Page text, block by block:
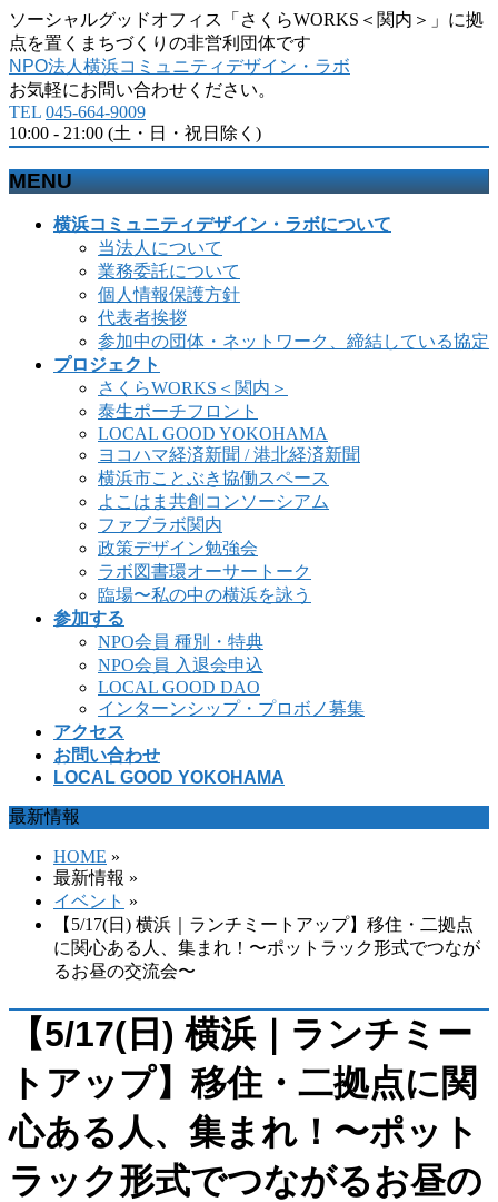
ソーシャルグッドオフィス「さくらWORKS＜関内＞」に拠
点を置くまちづくりの非営利団体です
NPO法人横浜コミュニティデザイン・ラボ
お気軽にお問い合わせください。
TEL 045-664-9009
10:00 - 21:00 (土・日・祝日除く)
MENU
横浜コミュニティデザイン・ラボについて
当法人について
業務委託について
個人情報保護方針
代表者挨拶
参加中の団体・ネットワーク、締結している協定
プロジェクト
さくらWORKS＜関内＞
泰生ポーチフロント
LOCAL GOOD YOKOHAMA
ヨコハマ経済新聞 / 港北経済新聞
横浜市ことぶき協働スペース
よこはま共創コンソーシアム
ファブラボ関内
政策デザイン勉強会
ラボ図書環オーサートーク
臨場〜私の中の横浜を詠う
参加する
NPO会員 種別・特典
NPO会員 入退会申込
LOCAL GOOD DAO
インターンシップ・プロボノ募集
アクセス
お問い合わせ
LOCAL GOOD YOKOHAMA
最新情報
HOME »
最新情報 »
イベント »
【5/17(日) 横浜｜ランチミートアップ】移住・二拠点
に関心ある人、集まれ！〜ポットラック形式でつなが
るお昼の交流会〜
【5/17(日) 横浜｜ランチミー
トアップ】移住・二拠点に関
心ある人、集まれ！〜ポット
ラック形式でつながるお昼の